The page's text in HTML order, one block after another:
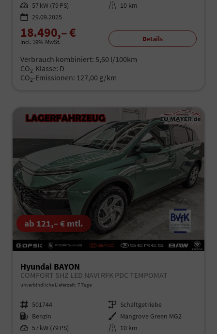
Leistung 57 kW (79 PS) Kilometerstand 10 km
29.09.2025
18.490,– €
incl. 19% MwSt. Details
Verbrauch kombiniert: 5,60 l/100km
CO2-Klasse: D
CO2-Emissionen: 127,00 g/km
ab 121,– € mtl.
Hyundai BAYON
COMFORT SHZ LED NAVI RFK PDC TEMPOMAT
unverbindliche Lieferzeit: 7 Tage
Fahrzeugnr. 501744 Getriebe Schaltgetriebe
Kraftstoff Benzin Außenfarbe Mangrove Green MG2
Leistung 57 kW (79 PS) Kilometerstand 10 km